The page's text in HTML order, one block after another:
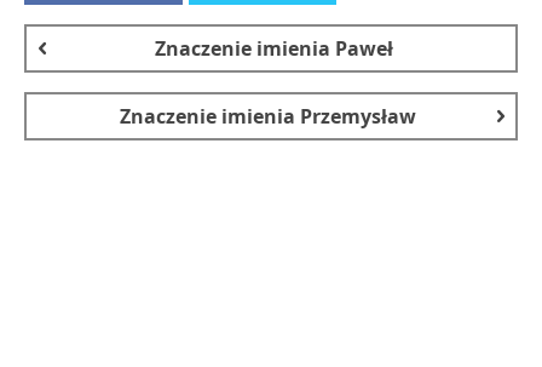
Znaczenie imienia Paweł
Znaczenie imienia Przemysław